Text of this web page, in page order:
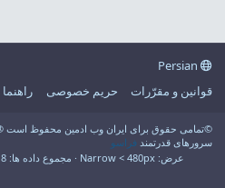
قوانین و مقرّرات
حریم خصوصی راهنما
سرورهای قدرتمند فراسو
عرض
مجموع داده ها 8